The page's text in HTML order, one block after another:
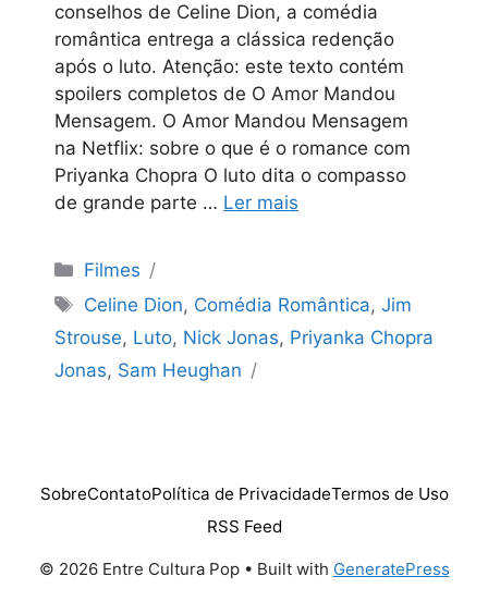
conselhos de Celine Dion, a comédia
romântica entrega a clássica redenção
após o luto. Atenção: este texto contém
spoilers completos de O Amor Mandou
Mensagem. O Amor Mandou Mensagem
na Netflix: sobre o que é o romance com
Priyanka Chopra O luto dita o compasso
de grande parte … Ler mais
Categorias
Filmes
Tags
Celine Dion, Comédia Romântica,Jim
Strouse, Luto, Nick Jonas, Priyanka Chopra
Jonas, Sam Heughan
SobreContatoPolítica de PrivacidadeTermos de Uso
RSS Feed
© 2026 Entre Cultura Pop• Built with GeneratePress